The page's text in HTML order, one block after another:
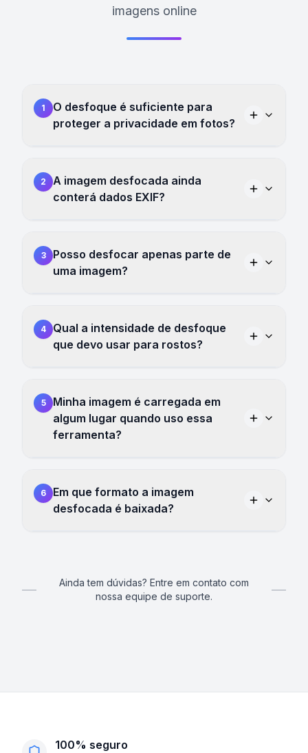
imagens online
1
O desfoque é suficiente para
proteger a privacidade em fotos?
2
A imagem desfocada ainda
conterá dados EXIF?
3
Posso desfocar apenas parte de
uma imagem?
4
Qual a intensidade de desfoque
que devo usar para rostos?
5
Minha imagem é carregada em
algum lugar quando uso essa
ferramenta?
6
Em que formato a imagem
desfocada é baixada?
Ainda tem dúvidas? Entre em contato com
nossa equipe de suporte.
100% seguro